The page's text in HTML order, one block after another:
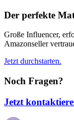
Der perfekte
Große Influencer,
Amazonseller
Jetzt durchstarten.
Noch Fragen?
Jetzt